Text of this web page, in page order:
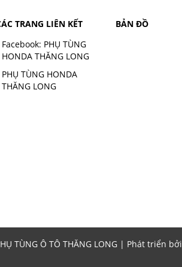
TRANG LIÊN KẾT
Facebook: PHỤ TÙNG
HONDA THĂNG LONG
PHỤ TÙNG HONDA
THĂNG LONG
BẢN ĐỒ
TÙNG Ô TÔ THĂNG LONG | Phát triển bởi